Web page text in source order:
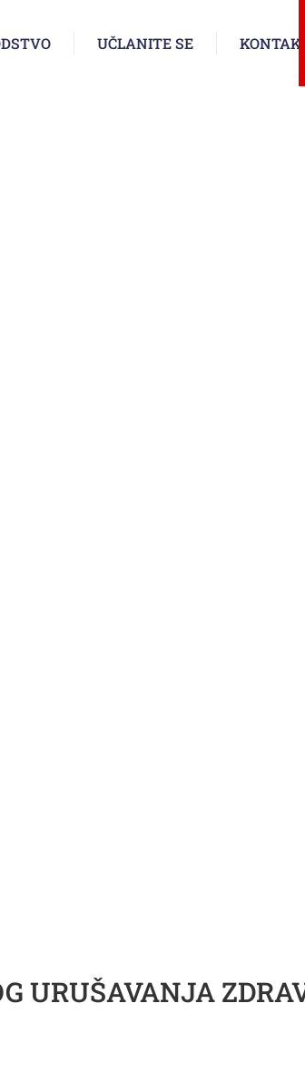
UČLANITE SE KONTAKT
URUŠAVANJA